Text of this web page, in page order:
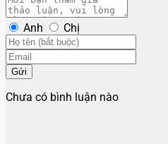
Anh Chị
Gửi
Chưa có bình luận nào